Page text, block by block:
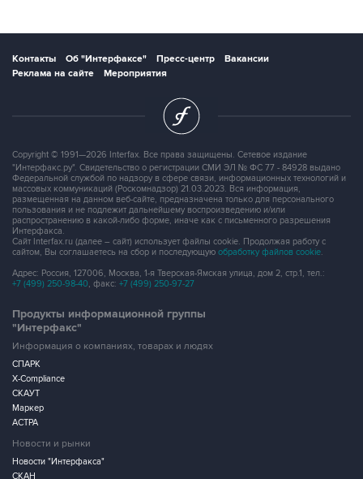
Контакты Об "Интерфаксе" Пресс-центр
Вакансии
Реклама на сайте
Мероприятия
Copyright © 1991—2026 Interfax. Все права защищены. Сетевое издание
"Интерфакс.ру". Свидетельство о регистрации СМИ ЭЛ № ФС 77 - 84928 выдано
Федеральной службой по надзору в сфере связи, информационных технологий и
массовых коммуникаций (Роскомнадзор) 21.03.2023. Вся информация,
размещенная на данном веб-сайте, предназначена только для персонального
пользования и не подлежит дальнейшему воспроизведению и/или
распространению в какой-либо форме, иначе как с письменного разрешения
Интерфакса.
Сайт Interfax.ru (далее – сайт) использует файлы cookie. Продолжая работу с
сайтом, Вы соглашаетесь на сбор и последующую обработку файлов cookie.
Адрес: Россия, 127006, Москва, 1-я Тверская-Ямская улица, дом 2, стр.1, тел.:
+7 (499) 250-98-40, факс: +7 (499) 250-97-27
Продукты информационной группы
"Интерфакс"
Информация о компаниях, товарах и людях
СПАРК
X-Compliance
СКАУТ
Маркер
АСТРА
Новости и рынки
Новости "Интерфакса"
СКАН